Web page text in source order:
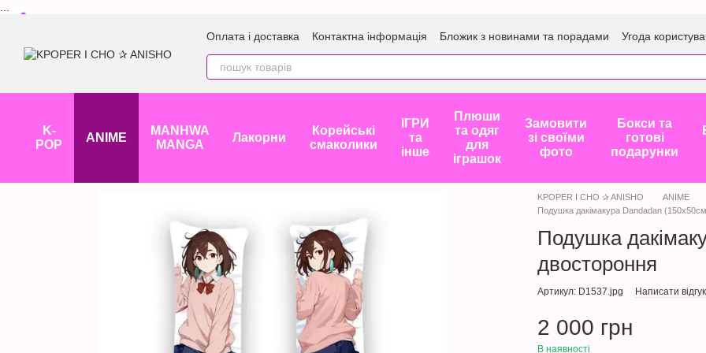
Оплата і доставка Контактна інформація Бложик з новинами та порадами Угода
K-
POP
ANIME
MANHWA
MANGA
Лакорни
Корейські
смаколики
ІГРИ
та
інше
Плюши
та одяг
для
іграшок
Замовити
зі своїми
фото
Бокси та
готові
подарунки
KPOPER I CHO ✰ ANISHO ANIME
Подушка дакімакура Dandadan
Подушка
двостороння
Артикул: D1537.jpg Написати відгук
2 000 грн
В наявності